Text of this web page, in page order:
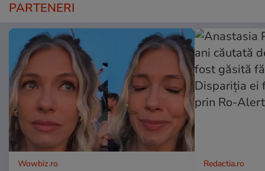
PARTENERI
Wowbiz.ro Redactia.ro